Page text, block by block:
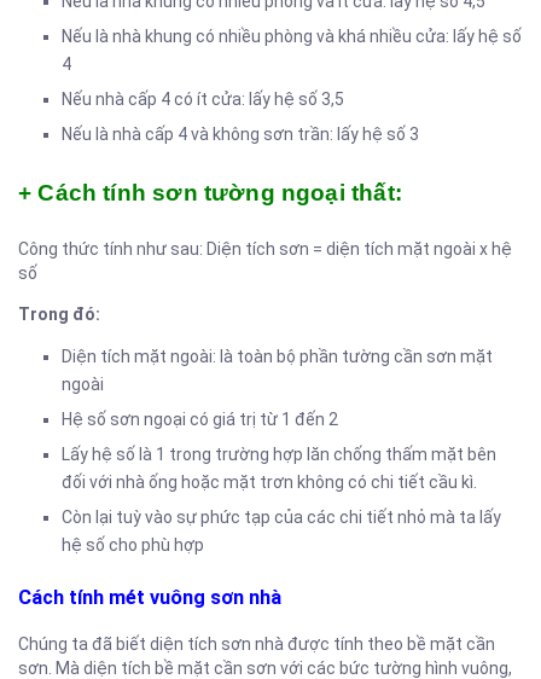
Nếu là nhà khung có nhiều phòng và khá nhiều cửa: lấy hệ số
4
Nếu nhà cấp 4 có ít cửa: lấy hệ số 3,5
Nếu là nhà cấp 4 và không sơn trần: lấy hệ số 3
+ Cách tính sơn tường ngoại thất:
Công thức tính như sau: Diện tích sơn = diện tích mặt ngoài x hệ
số
Trong đó:
Diện tích mặt ngoài: là toàn bộ phần tường cần sơn mặt
ngoài
Hệ số sơn ngoại có giá trị từ 1 đến 2
Lấy hệ số là 1 trong trường hợp lăn chống thấm mặt bên
đối với nhà ống hoặc mặt trơn không có chi tiết cầu kì.
Còn lại tuỳ vào sự phức tạp của các chi tiết nhỏ mà ta lấy
hệ số cho phù hợp
Cách tính mét vuông sơn nhà
Chúng ta đã biết diện tích sơn nhà được tính theo bề mặt cần
sơn. Mà diện tích bề mặt cần sơn với các bức tường hình vuông,